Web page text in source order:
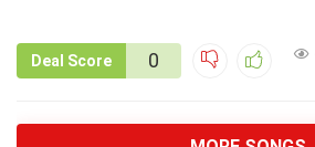
Deal Score 0